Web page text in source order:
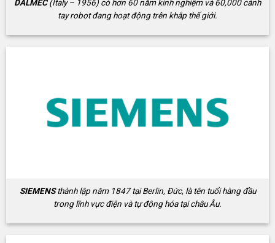
DALMEC(Italy – 1956) có hơn 60 năm kinh nghiệm và 60,000 cánh
tay robot đang hoạt động trên khắp thế giới.
SIEMENSthành lập năm 1847 tại Berlin, Đức, là tên tuổi hàng đầu
trong lĩnh vực điện và tự động hóa tại châu Âu.